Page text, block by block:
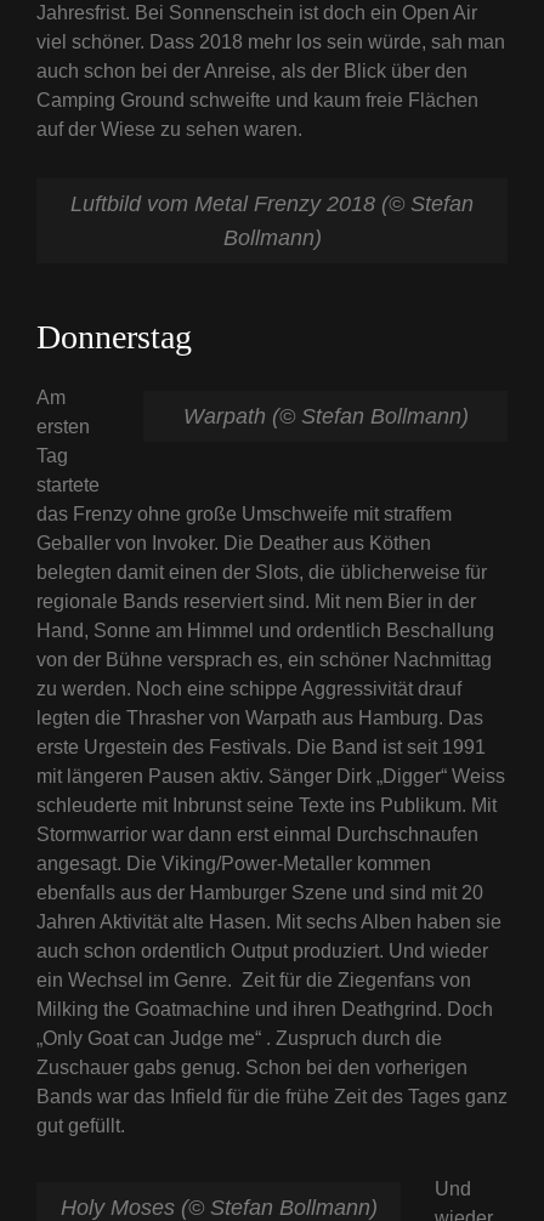
Jahresfrist. Bei Sonnenschein ist doch ein Open Air
viel schöner. Dass 2018 mehr los sein würde, sah man
auch schon bei der Anreise, als der Blick über den
Camping Ground schweifte und kaum freie Flächen
auf der Wiese zu sehen waren.
Luftbild vom Metal Frenzy 2018 (© Stefan
Bollmann)
Donnerstag
Warpath (© Stefan Bollmann)
Am
ersten
Tag
startete
das Frenzy ohne große Umschweife mit straffem
Geballer von Invoker. Die Deather aus Köthen
belegten damit einen der Slots, die üblicherweise für
regionale Bands reserviert sind. Mit nem Bier in der
Hand, Sonne am Himmel und ordentlich Beschallung
von der Bühne versprach es, ein schöner Nachmittag
zu werden. Noch eine schippe Aggressivität drauf
legten die Thrasher von Warpath aus Hamburg. Das
erste Urgestein des Festivals. Die Band ist seit 1991
mit längeren Pausen aktiv. Sänger Dirk „Digger“ Weiss
schleuderte mit Inbrunst seine Texte ins Publikum. Mit
Stormwarrior war dann erst einmal Durchschnaufen
angesagt. Die Viking/Power-Metaller kommen
ebenfalls aus der Hamburger Szene und sind mit 20
Jahren Aktivität alte Hasen. Mit sechs Alben haben sie
auch schon ordentlich Output produziert. Und wieder
ein Wechsel im Genre. Zeit für die Ziegenfans von
Milking the Goatmachine und ihren Deathgrind. Doch
„Only Goat can Judge me“ . Zuspruch durch die
Zuschauer gabs genug. Schon bei den vorherigen
Bands war das Infield für die frühe Zeit des Tages ganz
gut gefüllt.
Holy Moses (© Stefan Bollmann)
Und